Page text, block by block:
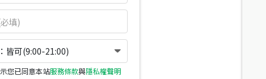
皆可(9:00-21:00)
您已同意本站服務條款與隱私權聲明